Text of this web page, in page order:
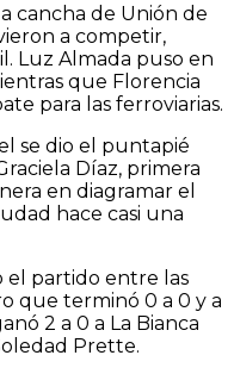
cancha de Unión de
a competir,
Luz Almada puso en
que Florencia
para las ferroviarias.
se dio el puntapié
Díaz, primera
en diagramar el
hace casi una
el partido entre las
que terminó 0 a 0 y a
2 a 0 a La Bianca
Prette.